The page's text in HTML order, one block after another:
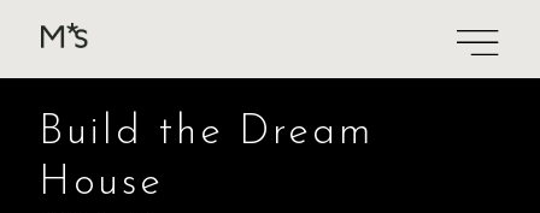
Build the Dream
House